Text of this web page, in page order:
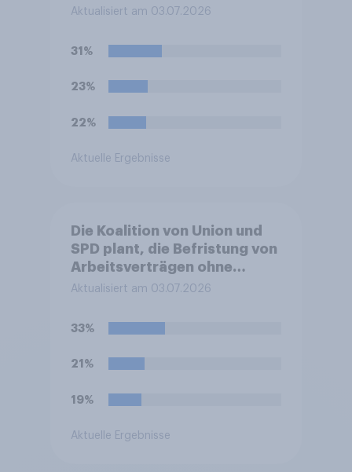
vorgestellt. Dieses umfasst
bei Steuern, Rente,
Gesundheit und Pflege sowie
zum Bürokratieabbau.
erwarten Sie insgesamt von
Zukunft Deutschlands?
Aktualisiert am 03.07.2026
31%
23%
22%
Aktuelle Ergebnisse
Die Koalition von Union und
SPD plant, die Befristung von
Arbeitsverträgen ohne
sachlichen Grund zu
Befristungen sollen demnach
bis zu 48 Monate und mit bis
zu sechs Verlängerungen
24 Monate und drei
Befürworten Sie diese
Aktualisiert am 03.07.2026
33%
21%
19%
Aktuelle Ergebnisse